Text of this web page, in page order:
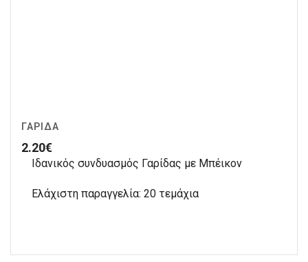
ΓΑΡΊΔΑ
2.20€
Ιδανικός συνδυασμός Γαρίδας με Μπέικον
Ελάχιστη παραγγελία: 20 τεμάχια